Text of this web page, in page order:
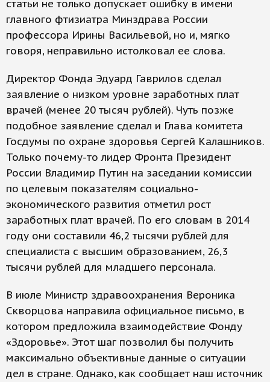
статьи не только допускает ошибку в имени
главного фтизиатра Минздрава России
профессора Ирины Васильевой, но и, мягко
говоря, неправильно истолковал ее слова.
Директор Фонда Эдуард Гаврилов сделал
заявление о низком уровне заработных плат
врачей (менее 20 тысяч рублей). Чуть позже
подобное заявление сделал и Глава комитета
Госдумы по охране здоровья Сергей Калашников.
Только почему-то лидер Фронта Президент
России Владимир Путин на заседании комиссии
по целевым показателям социально-
экономического развития отметил рост
заработных плат врачей. По его словам в 2014
году они составили 46,2 тысячи рублей для
специалиста с высшим образованием, 26,3
тысячи рублей для младшего персонала.
В июле Министр здравоохранения Вероника
Скворцова направила официальное письмо, в
котором предложила взаимодействие Фонду
«Здоровье». Этот шаг позволил бы получить
максимально объективные данные о ситуации
дел в стране. Однако, как сообщает наш источник